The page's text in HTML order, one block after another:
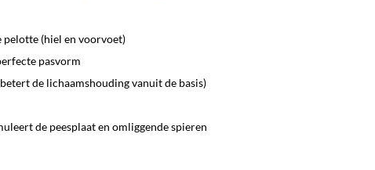
pelotte (hiel en voorvoet)
pasvorm
de lichaamshouding vanuit de basis)
de peesplaat en omliggende spieren